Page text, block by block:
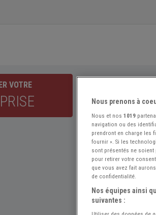
VOTRE
Nous prenons à
Nous et nos 1019
navigation ou des
prendront en charge les
fournir ». Si les
sont présentés ne
pour retirer votre
que vous avez fait
de confidentialité.
Nos équipes ainsi
suivantes :